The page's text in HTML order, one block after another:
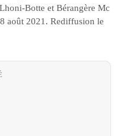
Botte et Bérangère Mc
août 2021. Rediffusion le